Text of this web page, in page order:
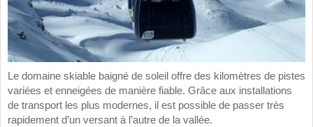
Le domaine skiable baigné de soleil offre des kilomètres de pistes
variées et enneigées de manière fiable. Grâce aux installations
de transport les plus modernes, il est possible de passer très
rapidement d’un versant à l’autre de la vallée.